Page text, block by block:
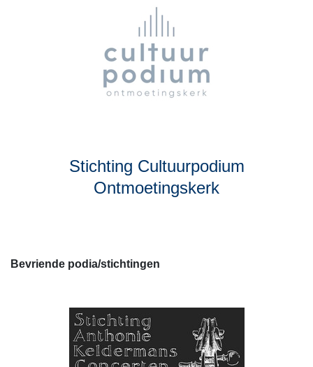
Stichting Cultuurpodium
Ontmoetingskerk
Bevriende podia/stichtingen